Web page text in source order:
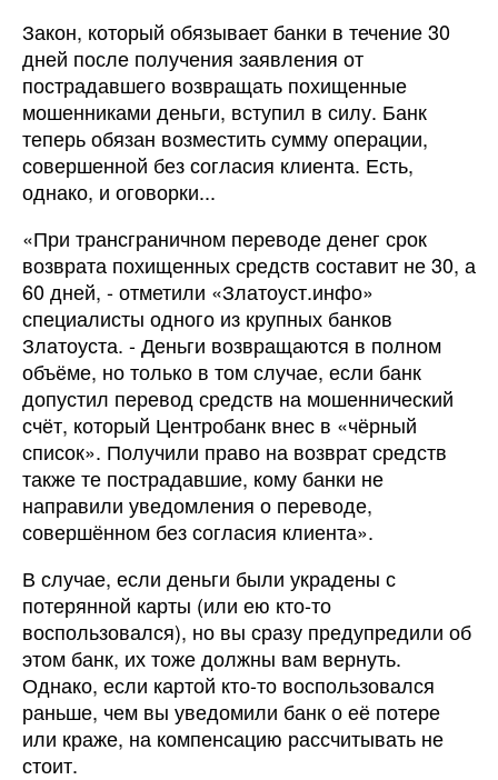
Закон, который обязывает банки в течение 30
дней после получения заявления от
пострадавшего возвращать похищенные
мошенниками деньги, вступил в силу. Банк
теперь обязан возместить сумму операции,
совершенной без согласия клиента. Есть,
однако, и оговорки...
«При трансграничном переводе денег срок
возврата похищенных средств составит не 30, а
60 дней, - отметили «Златоуст.инфо»
специалисты одного из крупных банков
Златоуста. - Деньги возвращаются в полном
объёме, но только в том случае, если банк
допустил перевод средств на мошеннический
счёт, который Центробанк внес в «чёрный
список». Получили право на возврат средств
также те пострадавшие, кому банки не
направили уведомления о переводе,
совершённом без согласия клиента».
В случае, если деньги были украдены с
потерянной карты (или ею кто-то
воспользовался), но вы сразу предупредили об
этом банк, их тоже должны вам вернуть.
Однако, если картой кто-то воспользовался
раньше, чем вы уведомили банк о её потере
или краже, на компенсацию рассчитывать не
стоит.